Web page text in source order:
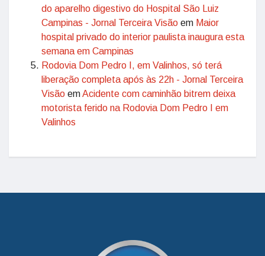
do aparelho digestivo do Hospital São Luiz
Campinas - Jornal Terceira Visão em Maior
hospital privado do interior paulista inaugura esta
semana em Campinas
Rodovia Dom Pedro I, em Valinhos, só terá
liberação completa após às 22h - Jornal Terceira
Visão emAcidente com caminhão bitrem deixa
motorista ferido na Rodovia Dom Pedro I em
Valinhos